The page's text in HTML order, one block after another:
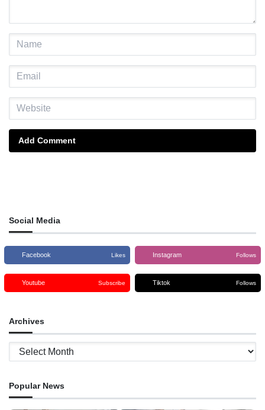
Add Comment
Social Media
Facebook Likes Instagram Follows
Youtube Subscribe Tiktok Follows
Archives
Archives
Popular News